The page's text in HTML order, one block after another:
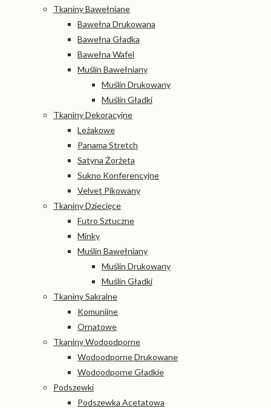
Tkaniny Bawełniane
Bawełna Drukowana
Bawełna Gładka
Bawełna Wafel
Muślin Bawełniany
Muślin Drukowany
Muślin Gładki
Tkaniny Dekoracyjne
Leżakowe
Panama Stretch
Satyna Żorżeta
Sukno Konferencyjne
Velvet Pikowany
Tkaniny Dziecięce
Futro Sztuczne
Minky
Muślin Bawełniany
Muślin Drukowany
Muślin Gładki
Tkaniny Sakralne
Komunijne
Ornatowe
Tkaniny Wodoodporne
Wodoodporne Drukowane
Wodoodporne Gładkie
Podszewki
Podszewka Acetatowa